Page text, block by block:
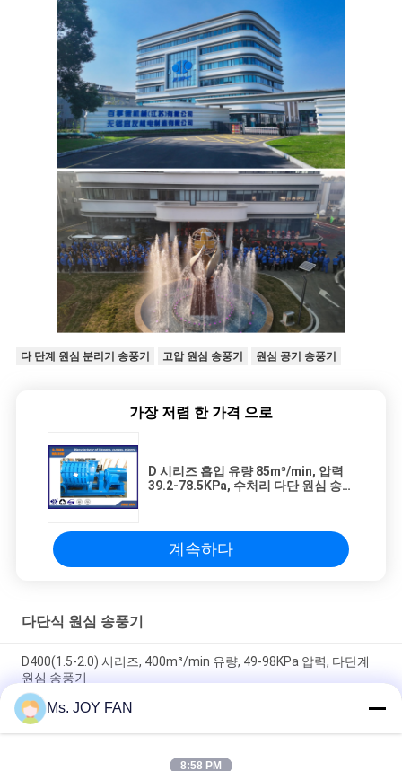
다 단계 원심 분리기 송풍기 고압 원심 송풍기 원심 공기 송풍기
가장 저렴 한 가격 으로
D 시리즈 흡입 유량 85m³/min, 압력
39.2-78.5KPa, 수처리 다단 원심 송풍
계속하다
다단식 원심 송풍기
D400(1.5-2.0) 시리즈, 400m³/min 유량, 49-98KPa 압력, 다단계
원심 송풍기
D300 ((1.5-2.0) 시리즈, 300m3/min 흐름, 20°C 온도 , 다단계 원심
류 류 류
Ms. JOY FAN
8:58 PM